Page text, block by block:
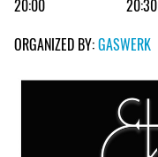
20:00
20:30
ORGANIZED BY:GASWERK